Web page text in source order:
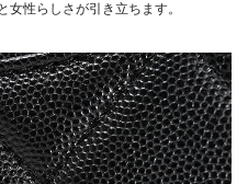
性らしさが引き立ちます。